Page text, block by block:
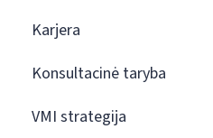
Karjera
Konsultacinė taryba
VMI strategija